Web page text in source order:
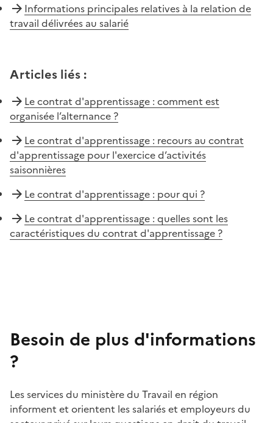
Informations principales relatives à la relation de
travail délivrées au salarié
Articles liés :
Le contrat d'apprentissage : comment est
organisée l’alternance ?
Le contrat d'apprentissage : recours au contrat
d'apprentissage pour l'exercice d’activités
saisonnières
Le contrat d'apprentissage : pour qui ?
Le contrat d'apprentissage : quelles sont les
caractéristiques du contrat d'apprentissage ?
Besoin de plus d'informations
?
Les services du ministère du Travail en région
informent et orientent les salariés et employeurs du